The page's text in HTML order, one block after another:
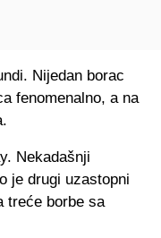
Nijedan borac
fenomenalno, a na
Nekadašnji
je drugi uzastopni
treće borbe sa